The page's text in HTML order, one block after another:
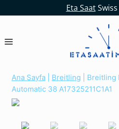
content
Eta SaatSwiss
Ana Sayfa Breitling
Breitling
Automatic 38 A17325211C1A1